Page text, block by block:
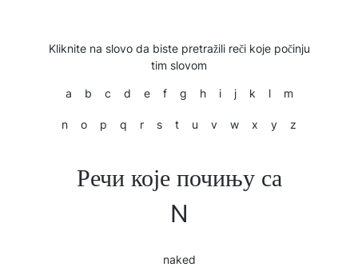
Kliknite na slovo da biste pretražili reči koje počinju
tim slovom
a b c d e f g h i j k l m
n o p q r s t u v w x y z
Речи које почињу са
N
naked